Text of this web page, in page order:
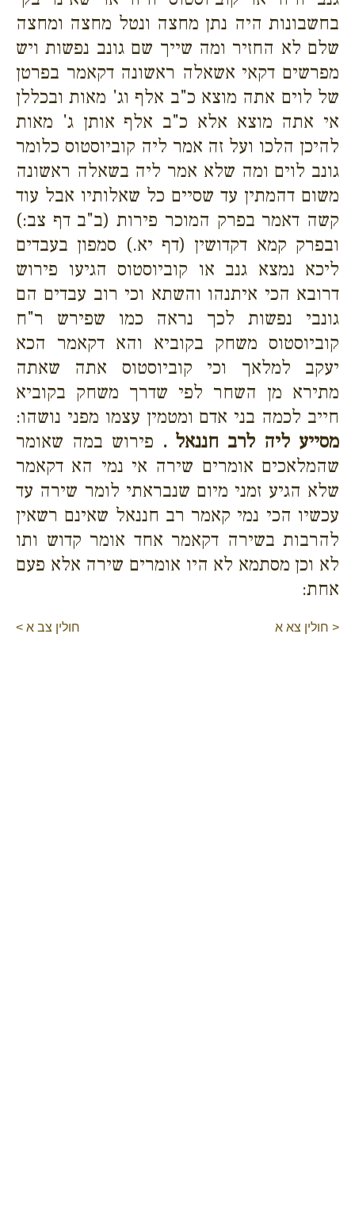
בחשבונות היה נתן מחצה ונטל מחצה ומחצה
שלם לא החזיר ומה שייך שם גונב נפשות ויש
מפרשים דקאי אשאלה ראשונה דקאמר בפרטן
של לוים אתה מוצא כ"ב אלף וג' מאות ובכללן
אי אתה מוצא אלא כ"ב אלף אותן ג' מאות
להיכן הלכו ועל זה אמר ליה קוביוסטוס כלומר
גונב לוים ומה שלא אמר ליה בשאלה ראשונה
משום דהמתין עד שסיים כל שאלותיו אבל עוד
קשה דאמר בפרק המוכר פירות (ב"ב דף צב:)
ובפרק קמא דקדושין (דף יא.) סמפון בעבדים
ליכא נמצא גנב או קוביוסטוס הגיעו פירוש
דרובא הכי איתנהו והשתא וכי רוב עבדים הם
גונבי נפשות לכך נראה כמו שפירש ר"ח
קוביוסטוס משחק בקוביא והא דקאמר הכא
יעקב למלאך וכי קוביוסטוס אתה שאתה
מתירא מן השחר לפי שדרך משחק בקוביא
חייב לכמה בני אדם ומטמין עצמו מפני נושהו:
מסייע ליה לרב חננאל . פירוש במה שאומר
שהמלאכים אומרים שירה אי נמי הא דקאמר
שלא הגיע זמני מיום שנבראתי לומר שירה עד
עכשיו הכי נמי קאמר רב חננאל שאינם רשאין
להרבות בשירה דקאמר אחד אומר קדוש ותו
לא וכן מסתמא לא היו אומרים שירה אלא פעם
אחת:
< חולין צא א חולין צב א >